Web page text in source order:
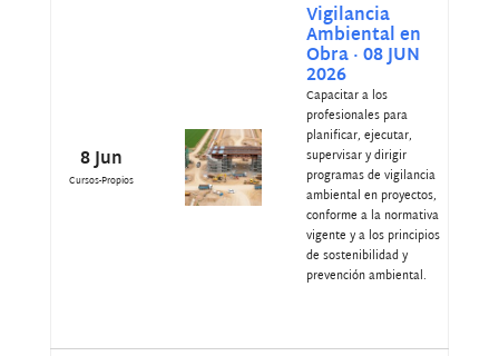
8 Jun
Cursos-Propios
Vigilancia
Ambiental en
Obra · 08 JUN
2026
Capacitar a los
profesionales para
planificar, ejecutar,
supervisar y dirigir
programas de vigilancia
ambiental en proyectos,
conforme a la normativa
vigente y a los principios
de sostenibilidad y
prevención ambiental.